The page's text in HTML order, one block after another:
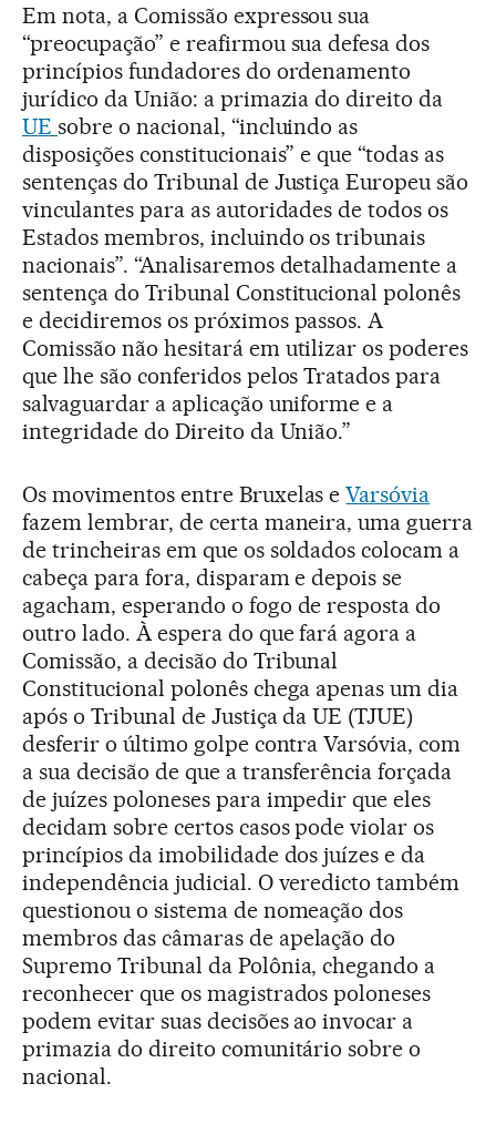
Em nota, a Comissão expressou sua
“preocupação” e reafirmou sua defesa dos
princípios fundadores do ordenamento
jurídico da União: a primazia do direito da
UE sobre o nacional, “incluindo as
disposições constitucionais” e que “todas as
sentenças do Tribunal de Justiça Europeu são
vinculantes para as autoridades de todos os
Estados membros, incluindo os tribunais
nacionais”. “Analisaremos detalhadamente a
sentença do Tribunal Constitucional polonês
e decidiremos os próximos passos. A
Comissão não hesitará em utilizar os poderes
que lhe são conferidos pelos Tratados para
salvaguardar a aplicação uniforme e a
integridade do Direito da União.”
Os movimentos entre Bruxelas eVarsóvia
fazem lembrar, de certa maneira, uma guerra
de trincheiras em que os soldados colocam a
cabeça para fora, disparam e depois se
agacham, esperando o fogo de resposta do
outro lado. À espera do que fará agora a
Comissão, a decisão do Tribunal
Constitucional polonês chega apenas um dia
após o Tribunal de Justiça da UE (TJUE)
desferir o último golpe contra Varsóvia, com
a sua decisão de que a transferência forçada
de juízes poloneses para impedir que eles
decidam sobre certos casos pode violar os
princípios da imobilidade dos juízes e da
independência judicial. O veredicto também
questionou o sistema de nomeação dos
membros das câmaras de apelação do
Supremo Tribunal da Polônia, chegando a
reconhecer que os magistrados poloneses
podem evitar suas decisões ao invocar a
primazia do direito comunitário sobre o
nacional.